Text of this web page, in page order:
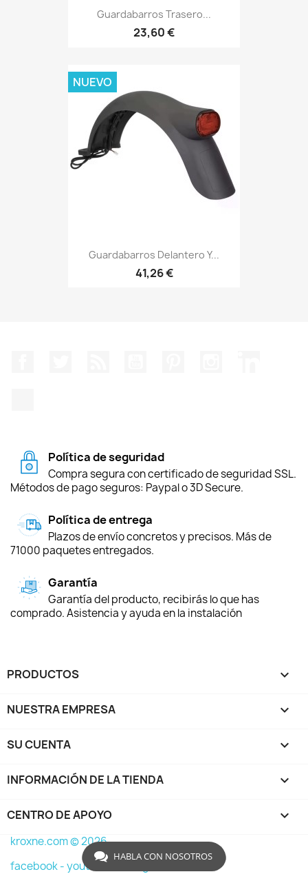
Guardabarros Trasero...
23,60 €
Guardabarros Delantero Y...
41,26 €
NUEVO
Política de seguridad
Compra segura con certificado de seguridad SSL.
Métodos de pago seguros: Paypal o 3D Secure.
Política de entrega
Plazos de envío concretos y precisos. Más de
71000 paquetes entregados.
Garantía
Garantía del producto, recibirás lo que has
comprado. Asistencia y ayuda en la instalación
PRODUCTOS 
NUESTRA EMPRESA 
SU CUENTA 
INFORMACIÓN DE LA TIENDA keyboard_arrow_down
CENTRO DE APOYO 
kroxne.com © 2026
facebook -youtube -
HABLA CON NOSOTROS